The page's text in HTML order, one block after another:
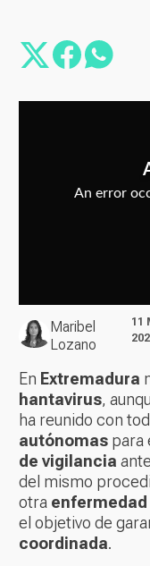
Maribel
Lozano
11
En Extremadura
hantavirus,
ha reunido con
autónomas para
de vigilancia
del mismo
otra
el objetivo de
coordinada.